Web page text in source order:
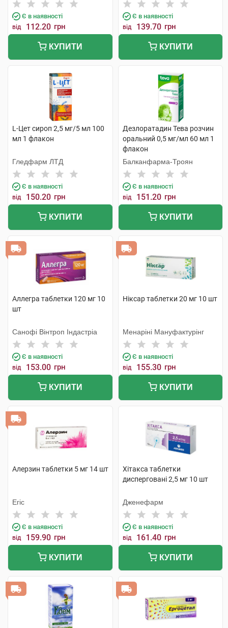
Є в наявності
від 112.20 грн
КУПИТИ
Є в наявності
від 139.70 грн
КУПИТИ
L-Цет сироп 2,5 мг/5 мл 100
мл 1 флакон
Гледфарм ЛТД
Є в наявності
від 150.20 грн
КУПИТИ
Дезлоратадин Тева розчин
оральний 0,5 мг/мл 60 мл 1
флакон
Балканфарма-Троян
Є в наявності
від 151.20 грн
КУПИТИ
Аллегра таблетки 120 мг 10
шт
Санофі Вінтроп Індастріа
Є в наявності
від 153.00 грн
КУПИТИ
Ніксар таблетки 20 мг 10 шт
Менаріні Мануфактурінг
Є в наявності
від 155.30 грн
КУПИТИ
Алерзин таблетки 5 мг 14 шт
Егіс
Є в наявності
від 159.90 грн
КУПИТИ
Хітакса таблетки
дисперговані 2,5 мг 10 шт
Дженефарм
Є в наявності
від 161.40 грн
КУПИТИ